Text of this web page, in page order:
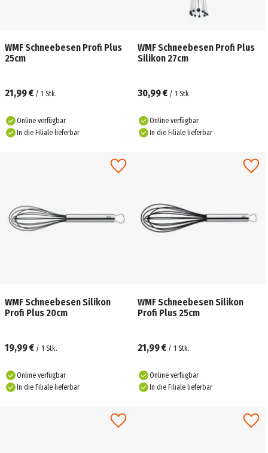
WMF Schneebesen Profi Plus
25cm
21,99 € / 1 Stk.
Online verfügbar
In die Filiale lieferbar
WMF Schneebesen Profi Plus
Silikon 27cm
30,99 € / 1 Stk.
Online verfügbar
In die Filiale lieferbar
WMF Schneebesen Silikon
Profi Plus 20cm
19,99 € / 1 Stk.
Online verfügbar
In die Filiale lieferbar
WMF Schneebesen Silikon
Profi Plus 25cm
21,99 € / 1 Stk.
Online verfügbar
In die Filiale lieferbar